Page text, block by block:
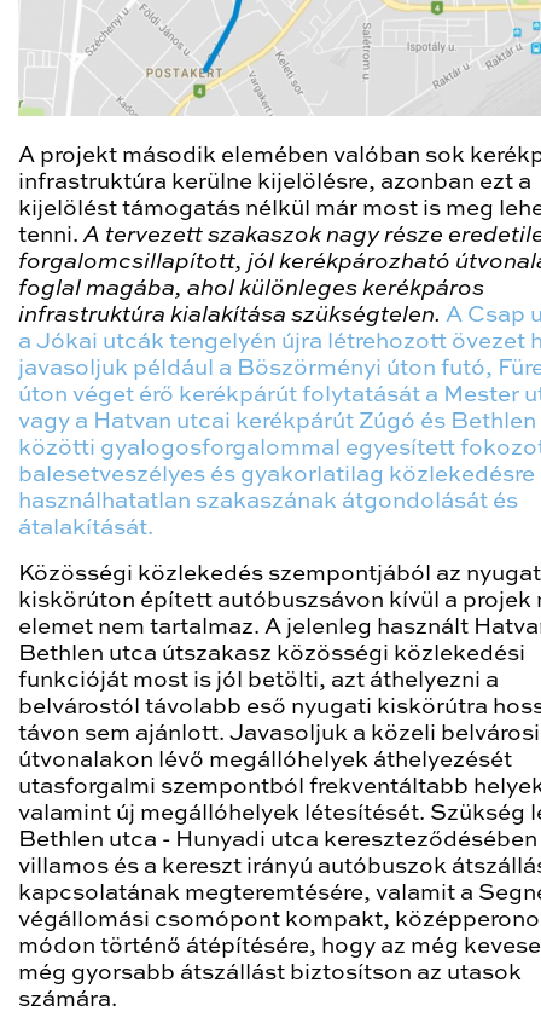
A projekt második elemében valóban sok
infrastruktúra kerülne kijelölésre, azonban ezt a
kijelölést támogatás nélkül már most is meg
tenni.A tervezett szakaszok nagy része
forgalomcsillapított, jól kerékpározható
foglal magába, ahol különleges kerékpáros
infrastruktúra kialakítása szükségtelen. A Csap
a Jókai utcák tengelyén újra létrehozott övezet
javasoljuk például a Böszörményi úton futó,
úton véget érő kerékpárút folytatását a Mester
vagy a Hatvan utcai kerékpárút Zúgó és
közötti gyalogosforgalommal egyesített
balesetveszélyes és gyakorlatilag közlekedésre
használhatatlan szakaszának átgondolását és
átalakítását.
Közösségi közlekedés szempontjából az
kiskörúton épített autóbuszsávon kívül a projek
elemet nem tartalmaz. A jelenleg használt
Bethlen utca útszakasz közösségi közlekedési
funkcióját most is jól betölti, azt áthelyezni a
belvárostól távolabb eső nyugati kiskörútra
távon sem ajánlott. Javasoljuk a közeli belvárosi
útvonalakon lévő megállóhelyek áthelyezését
utasforgalmi szempontból frekventáltabb
valamint új megállóhelyek létesítését. Szükség
Bethlen utca - Hunyadi utca kereszteződésében
villamos és a kereszt irányú autóbuszok
kapcsolatának megteremtésére, valamit a
végállomási csomópont kompakt,
módon történő átépítésére, hogy az még
még gyorsabb átszállást biztosítson az utasok
számára.